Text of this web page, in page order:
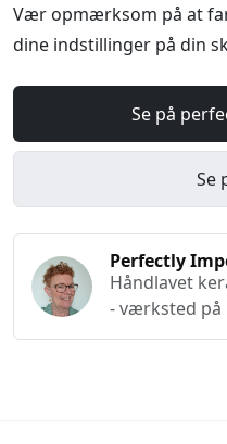
Vær opmærksom på at
dine indstillinger på din
Se på
Se
Perfectly
Håndlavet
- værksted på